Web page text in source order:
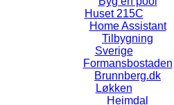
Huset 215C
Home Assistant
Tilbygning
Sverige
Formansbostaden
Brunnberg.dk
Løkken
Heimdal